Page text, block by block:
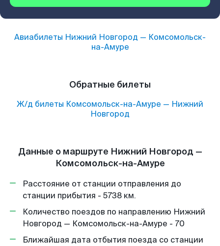
Авиабилеты Нижний Новгород — Комсомольск-
на-Амуре
Обратные билеты
Ж/д билеты Комсомольск-на-Амуре — Нижний
Новгород
Данные о маршруте Нижний Новгород —
Комсомольск-на-Амуре
Расстояние от станции отправления до
станции прибытия - 5738 км.
Количество поездов по направлению Нижний
Новгород — Комсомольск-на-Амуре - 70
Ближайшая дата отбытия поезда со станции